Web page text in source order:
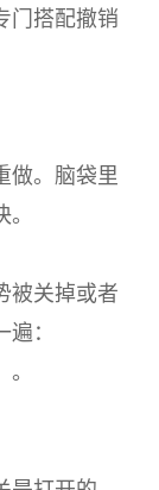
门搭配撤销
做。脑袋里
被关掉或者
：